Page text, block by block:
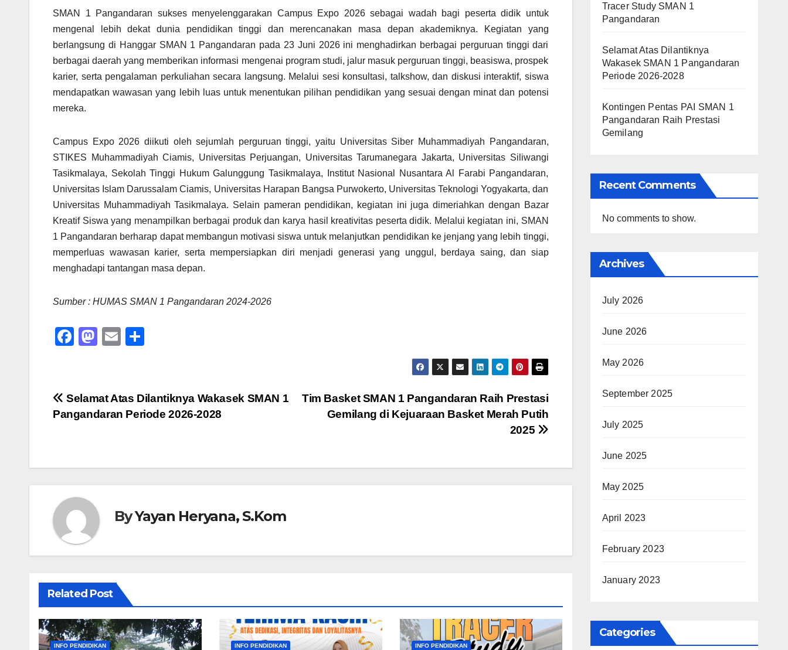
SMAN 1 Pangandaran sukses menyelenggarakan Campus Expo 2026 sebagai wadah bagi peserta didik untuk
mengenal lebih dekat dunia pendidikan tinggi dan merencanakan masa depan akademiknya. Kegiatan yang
berlangsung di Hanggar SMAN 1 Pangandaran pada 23 Juni 2026 ini menghadirkan berbagai perguruan tinggi dari
berbagai daerah yang memberikan informasi mengenai program studi, jalur masuk perguruan tinggi, beasiswa, prospek
karier, serta pengalaman perkuliahan secara langsung. Melalui sesi konsultasi, talkshow, dan diskusi interaktif, siswa
mendapatkan wawasan yang lebih luas untuk menentukan pilihan pendidikan yang sesuai dengan minat dan potensi
mereka.
Campus Expo 2026 diikuti oleh sejumlah perguruan tinggi, yaitu Universitas Siber Muhammadiyah Pangandaran,
STIKES Muhammadiyah Ciamis, Universitas Perjuangan, Universitas Tarumanegara Jakarta, Universitas Siliwangi
Tasikmalaya, Sekolah Tinggi Hukum Galunggung Tasikmalaya, Institut Nasional Nusantara Al Farabi Pangandaran,
Universitas Islam Darussalam Ciamis, Universitas Harapan Bangsa Purwokerto, Universitas Teknologi Yogyakarta, dan
Universitas Muhammadiyah Tasikmalaya. Selain pameran pendidikan, kegiatan ini juga dimeriahkan dengan Bazar
Kreatif Siswa yang menampilkan berbagai produk dan karya hasil kreativitas peserta didik. Melalui kegiatan ini, SMAN
1 Pangandaran berharap dapat membangun motivasi siswa untuk melanjutkan pendidikan ke jenjang yang lebih tinggi,
memperluas wawasan karier, serta mempersiapkan diri menjadi generasi yang unggul, berdaya saing, dan siap
menghadapi tantangan masa depan.
Sumber : HUMAS SMAN 1 Pangandaran 2024-2026
F
e
b
k
M
o
d
E
e
Post
navigation
Tim Basket SMAN 1 Pangandaran Raih Prestasi
Gemilang di Kejuaraan Basket Merah Putih
2025
Selamat Atas Dilantiknya Wakasek SMAN 1
Pangandaran Periode 2026-2028
ByYayan Heryana, S.Kom
Related Post
INFO PENDIDIKAN INFO PENDIDIKAN INFO PENDIDIKAN
Tracer Study SMAN 1
Pangandaran
Selamat Atas Dilantiknya
Wakasek SMAN 1 Pangandaran
Periode 2026-2028
Kontingen Pentas PAI SMAN 1
Pangandaran Raih Prestasi
Gemilang
Recent Comments
No comments to show.
Archives
July 2026
June 2026
May 2026
September 2025
July 2025
June 2025
May 2025
April 2023
February 2023
January 2023
Categories